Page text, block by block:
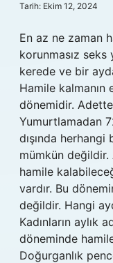
Tarih: Ekim 12, 2024
En az ne zaman
korunmasız seks
kerede ve bir
Hamile kalmanın
dönemidir.
Yumurtlamadan
dışında
mümkün değildir.
hamile
vardır. Bu
değildir. Hangi
Kadınların aylık
döneminde
Doğurganlık